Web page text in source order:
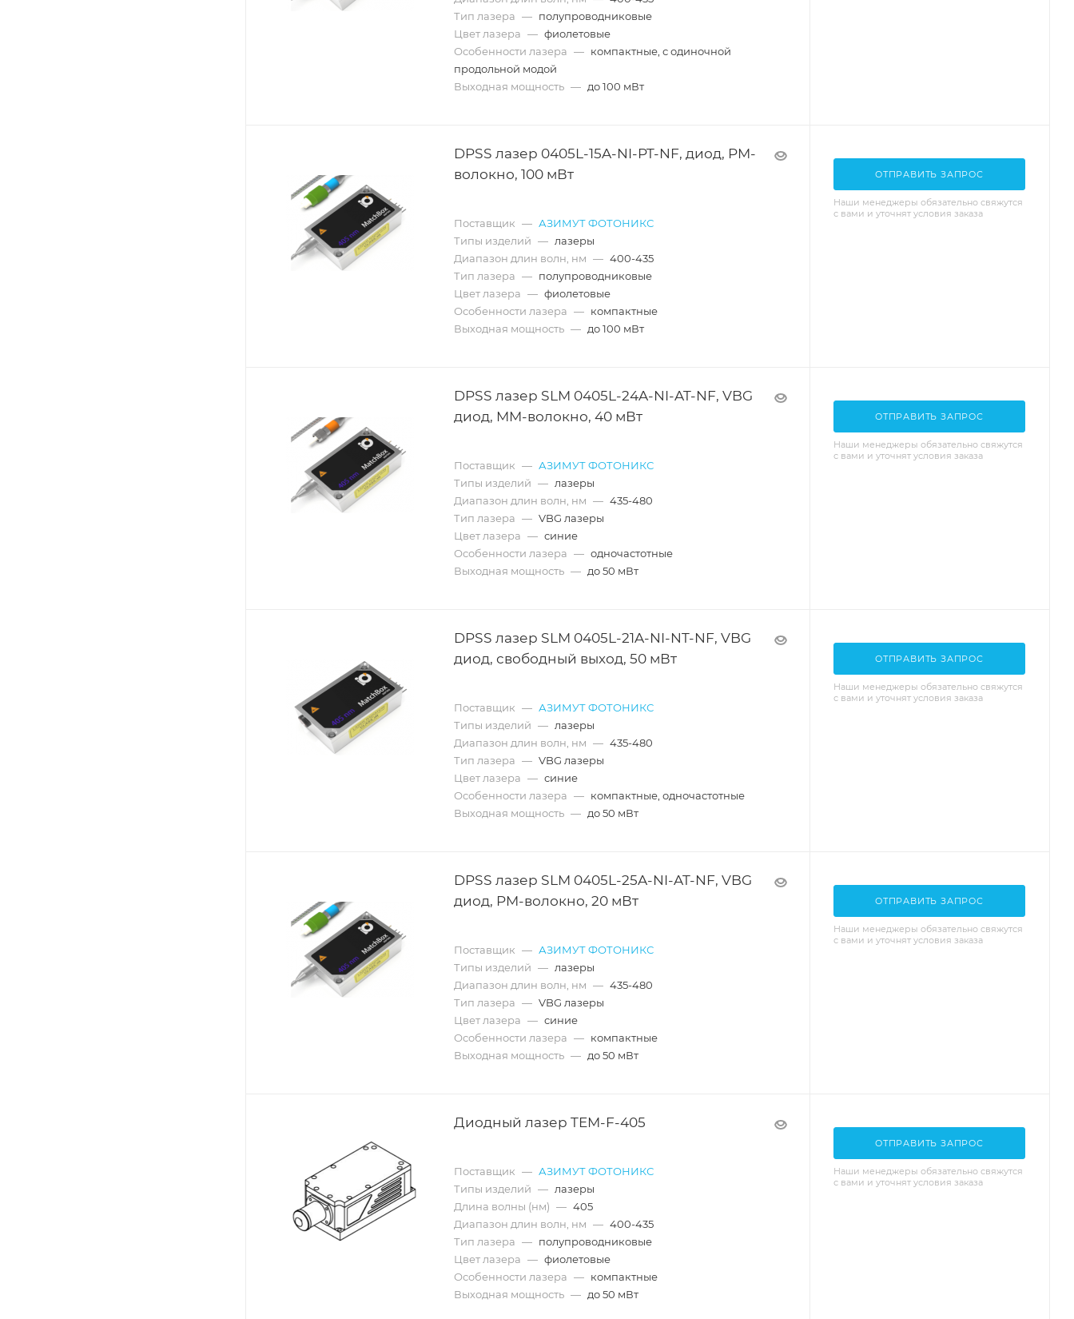
Тип лазера — полупроводниковые
Цвет лазера — фиолетовые
Особенности лазера — компактные, с одиночной
продольной модой
Выходная мощность — до 100 мВт
DPSS лазер 0405L-15A-NI-PT-NF, диод, PM-
волокно, 100 мВт
Поставщик — АЗИМУТ ФОТОНИКС
Типы изделий — лазеры
Диапазон длин волн, нм — 400-435
Тип лазера — полупроводниковые
Цвет лазера — фиолетовые
Особенности лазера — компактные
Выходная мощность — до 100 мВт
ОТПРАВИТЬ ЗАПРОС
Наши менеджеры обязательно свяжутся
с вами и уточнят условия заказа
DPSS лазер SLM 0405L-24A-NI-AT-NF, VBG
диод, MM-волокно, 40 мВт
Поставщик — АЗИМУТ ФОТОНИКС
Типы изделий — лазеры
Диапазон длин волн, нм — 435-480
Тип лазера — VBG лазеры
Цвет лазера — синие
Особенности лазера — одночастотные
Выходная мощность — до 50 мВт
ОТПРАВИТЬ ЗАПРОС
Наши менеджеры обязательно свяжутся
с вами и уточнят условия заказа
DPSS лазер SLM 0405L-21A-NI-NT-NF, VBG
диод, свободный выход, 50 мВт
Поставщик — АЗИМУТ ФОТОНИКС
Типы изделий — лазеры
Диапазон длин волн, нм — 435-480
Тип лазера — VBG лазеры
Цвет лазера — синие
Особенности лазера — компактные, одночастотные
Выходная мощность — до 50 мВт
ОТПРАВИТЬ ЗАПРОС
Наши менеджеры обязательно свяжутся
с вами и уточнят условия заказа
DPSS лазер SLM 0405L-25A-NI-AT-NF, VBG
диод, PM-волокно, 20 мВт
Поставщик — АЗИМУТ ФОТОНИКС
Типы изделий — лазеры
Диапазон длин волн, нм — 435-480
Тип лазера — VBG лазеры
Цвет лазера — синие
Особенности лазера — компактные
Выходная мощность — до 50 мВт
ОТПРАВИТЬ ЗАПРОС
Наши менеджеры обязательно свяжутся
с вами и уточнят условия заказа
Диодный лазер TEM-F-405
Поставщик — АЗИМУТ ФОТОНИКС
Типы изделий — лазеры
Длина волны (нм) — 405
Диапазон длин волн, нм — 400-435
Тип лазера — полупроводниковые
Цвет лазера — фиолетовые
Особенности лазера — компактные
Выходная мощность — до 50 мВт
ОТПРАВИТЬ ЗАПРОС
Наши менеджеры обязательно свяжутся
с вами и уточнят условия заказа